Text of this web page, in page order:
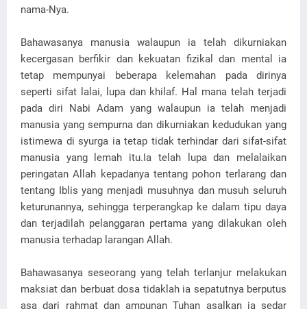
nama-Nya.
Bahawasanya manusia walaupun ia telah dikurniakan
kecergasan berfikir dan kekuatan fizikal dan mental ia
tetap mempunyai beberapa kelemahan pada dirinya
seperti sifat lalai, lupa dan khilaf. Hal mana telah terjadi
pada diri Nabi Adam yang walaupun ia telah menjadi
manusia yang sempurna dan dikurniakan kedudukan yang
istimewa di syurga ia tetap tidak terhindar dari sifat-sifat
manusia yang lemah itu.Ia telah lupa dan melalaikan
peringatan Allah kepadanya tentang pohon terlarang dan
tentang Iblis yang menjadi musuhnya dan musuh seluruh
keturunannya, sehingga terperangkap ke dalam tipu daya
dan terjadilah pelanggaran pertama yang dilakukan oleh
manusia terhadap larangan Allah.
Bahawasanya seseorang yang telah terlanjur melakukan
maksiat dan berbuat dosa tidaklah ia sepatutnya berputus
asa dari rahmat dan ampunan Tuhan asalkan ia sedar